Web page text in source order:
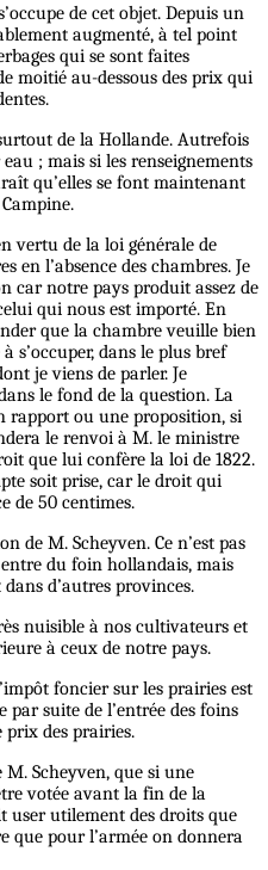
de cet objet. Depuis un
augmenté, à tel point
qui se sont faites
moitié au-dessous des prix qui
de la Hollande. Autrefois
; mais si les renseignements
qu’elles se font maintenant
vertu de la loi générale de
en l’absence des chambres. Je
car notre pays produit assez de
qui nous est importé. En
que la chambre veuille bien
s’occuper, dans le plus bref
je viens de parler. Je
le fond de la question. La
rapport ou une proposition, si
le renvoi à M. le ministre
que lui confère la loi de 1822.
soit prise, car le droit qui
de 50 centimes.
de M. Scheyven. Ce n’est pas
du foin hollandais, mais
d’autres provinces.
nuisible à nos cultivateurs et
à ceux de notre pays.
foncier sur les prairies est
par suite de l’entrée des foins
des prairies.
M. Scheyven, que si une
votée avant la fin de la
user utilement des droits que
que pour l’armée on donnera